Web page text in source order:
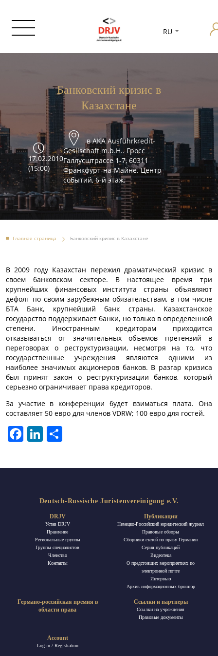
RU
Банковский кризис в
Казахстане
17.02.2010
(15:00)
в AKA Ausfuhrkredit-
Gesllschaft m.b.H.. Гросс
Галлусштрассе 1-7, 60311
Франкфурт-на-Майне. Центр
событий, 6-й этаж.
Главная страница Банковский кризис в Казахстане
В 2009 году Казахстан пережил драматический кризис в
своем банковском секторе. В настоящее время три
крупнейших финансовых института страны объявляют
дефолт по своим зарубежным обязательствам, в том числе
БТА Банк, крупнейший банк страны. Казахстанское
государство поддерживает банки, но только в определенной
степени. Иностранным кредиторам приходится
отказываться от значительных объемов претензий в
переговорах о реструктуризации, несмотря на то, что
государственные учреждения являются одними из
наиболее значимых акционеров банков. В разгар кризиса
был принят закон о реструктуризации банков, который
серьезно ограничивает права кредиторов.
За участие в конференции будет взиматься плата. Она
составляет 50 евро для членов VDRW; 100 евро для гостей.
FacebookLinkedIn
Deutsch-Russische Juristenvereinigung e.V.
DRJV
Устав DRJV
Правление
Региональные группы
Группы специалистов
Членство
Контакты
Публикации
Немецко-Российский юридический журнал
Правовые обзоры
Сборники статей по праву Германии
Ceрия публикаций
Видеотека
О предстоящих мероприятиях по
электронной почте
Интервью
Архив информационных брошюр
Германо-российская премия в
области права
Account
Log in / Registration
Ссылки и партнеры
Ссылки на учреждения
Правовые документы